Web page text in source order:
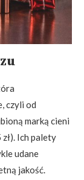
czyli od
marką cieni
zł). Ich palety
udane
jakość.